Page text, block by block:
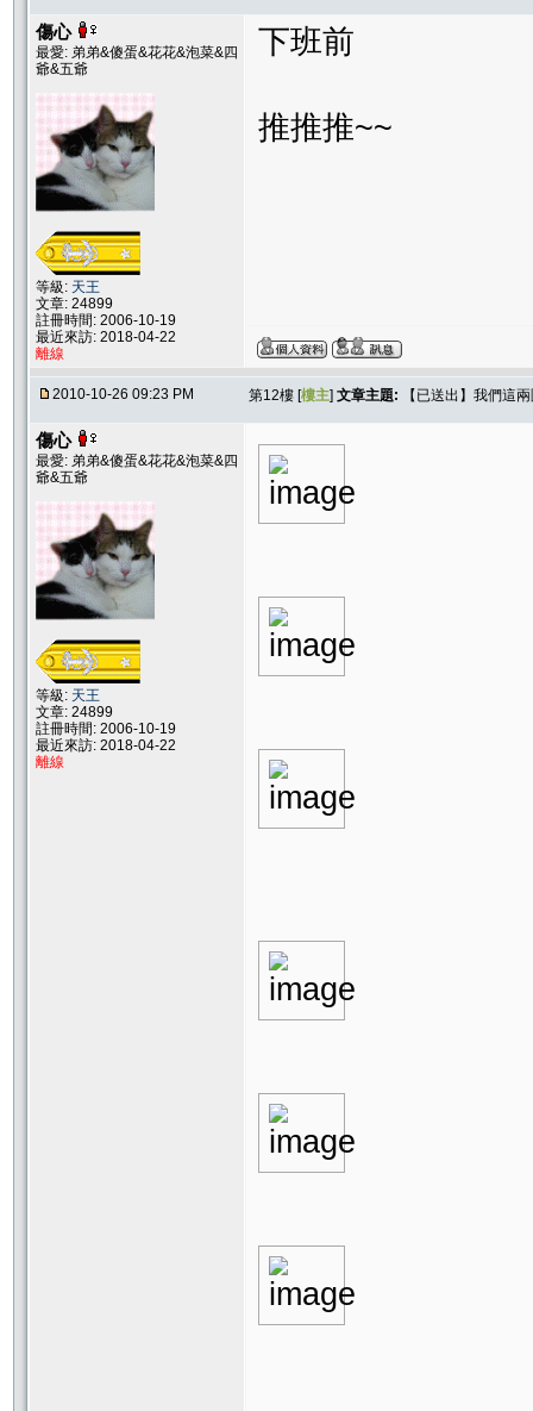
傷心
最愛: 弟弟&傻蛋&花花&泡菜&四
爺&五爺
等級: 天王
文章: 24899
註冊時間: 2006-10-19
最近來訪: 2018-04-22
離線
下班前
推推推~~
2010-10-26 09:23 PM 第12樓 [樓主] 文章主題: 【已送出】我們
傷心
最愛: 弟弟&傻蛋&花花&泡菜&四
爺&五爺
等級: 天王
文章: 24899
註冊時間: 2006-10-19
最近來訪: 2018-04-22
離線